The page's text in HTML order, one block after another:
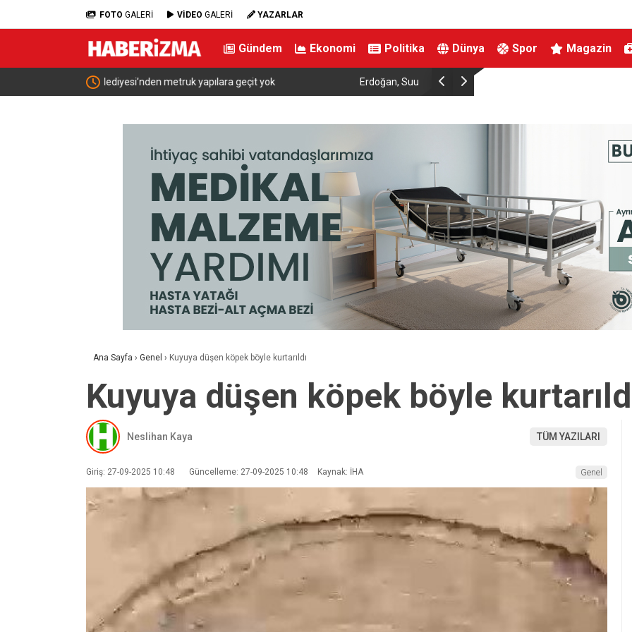
FOTO GALERİ VİDEO GALERİ YAZARLAR
Gündem Ekonomi Politika Dünya Spor Magazin
Erdoğan, Suudi Arabistan’dan ayrıldı Kahta’da kadınlara özel yaşam ve yüzme
Ana Sayfa › Genel › Kuyuya düşen köpek böyle kurtarıldı
Kuyuya düşen köpek böyle
Neslihan Kaya TÜM YAZILARI
Giriş: 27-09-2025 10:48 Güncelleme: 27-09-2025 10:48 Kaynak: İHA Genel